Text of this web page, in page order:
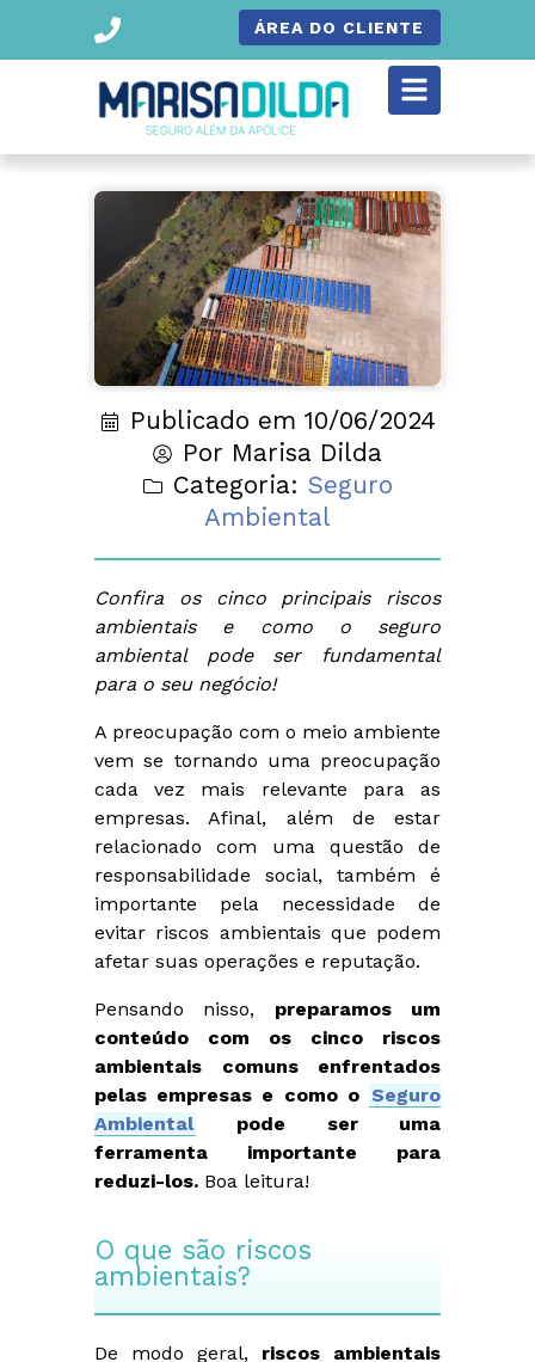
ÁREA DO CLIENTE
Publicado em 10/06/2024
Por Marisa Dilda
Categoria: Seguro
Ambiental
Confira os cinco principais riscos
ambientais e como o seguro
ambiental pode ser fundamental
para o seu negócio!
A preocupação com o meio ambiente
vem se tornando uma preocupação
cada vez mais relevante para as
empresas. Afinal, além de estar
relacionado com uma questão de
responsabilidade social, também é
importante pela necessidade de
evitar riscos ambientais que podem
afetar suas operações e reputação.
Pensando nisso, preparamos um
conteúdo com os cinco riscos
ambientais comuns enfrentados
pelas empresas e como o Seguro
Ambiental
pode ser uma
ferramenta importante para
reduzi-los. Boa leitura!
O que são riscos
ambientais?
De modo geral, riscos ambientais